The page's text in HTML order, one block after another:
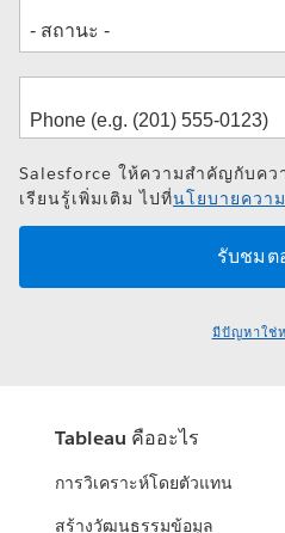
Salesforce ให้ความสำคัญกับค
เรียนรู้เพิ่มเติม ไปที่นโยบายควา
มีปัญหาใช่
Tableau คืออะไร
การวิเคราะห์โดยตัวแทน
สร้างวัฒนธรรมข้อมูล